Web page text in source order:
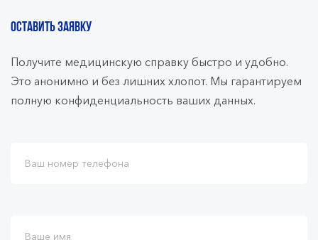
ОСТАВИТЬ ЗАЯВКУ
Получите медицинскую справку быстро и удобно.
Это анонимно и без лишних хлопот. Мы гарантируем
полную конфиденциальность ваших данных.